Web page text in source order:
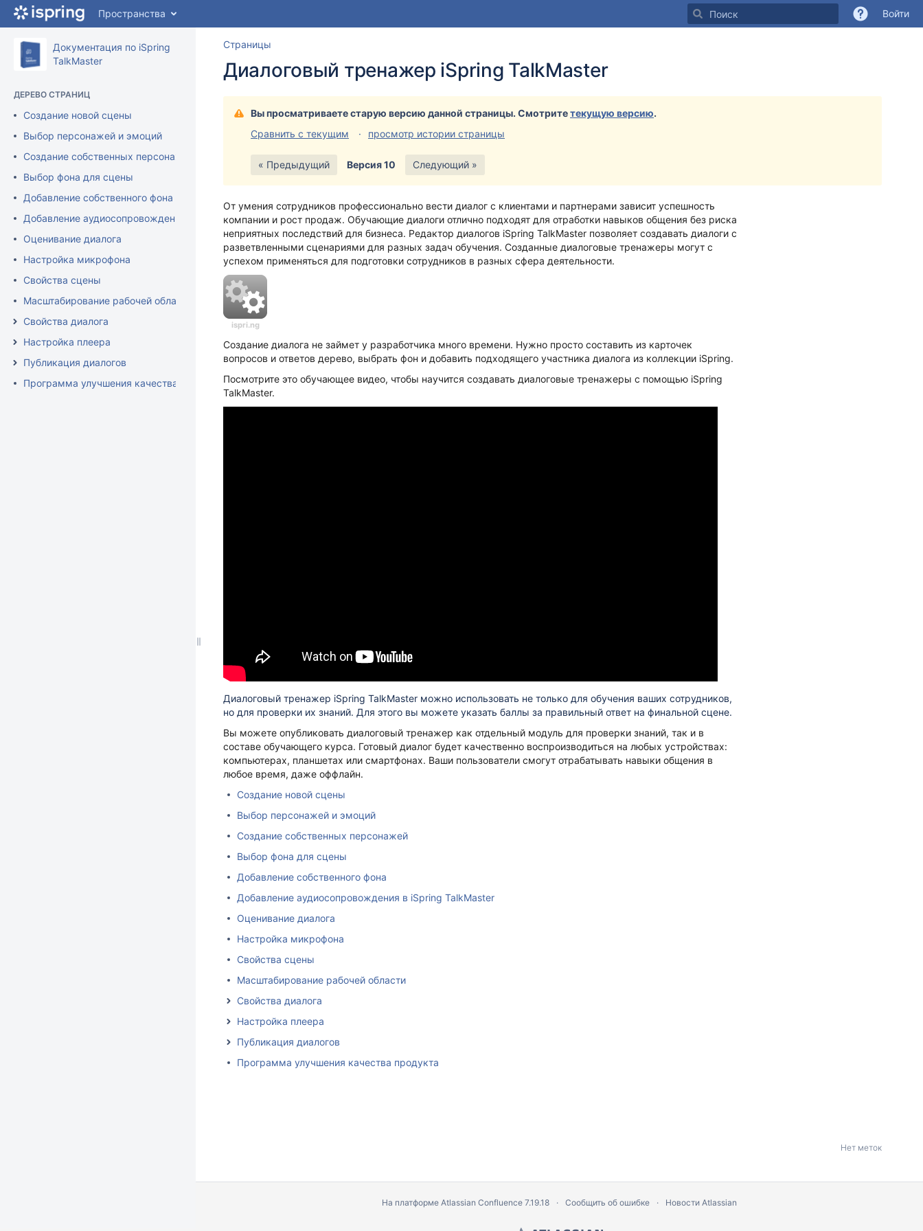
Перейти
содержимому
assistive.skiplink.to.breadcrumbs
assistive.skiplink.to.quick.search
Пространства Войти
Документация по iSpring
TalkMaster
ДЕРЕВО СТРАНИЦ
Создание новой сцены
Выбор персонажей и эмоций
Создание собственных персонажей
Выбор фона для сцены
Добавление собственного фона
Добавление аудиосопровождения в iSpring TalkMaster
Оценивание диалога
Настройка микрофона
Свойства сцены
Масштабирование рабочей области
Свойства диалога
Настройка плеера
Публикация диалогов
Программа улучшения качества продукта
Страницы
концу
баннера
началу
баннера
Диалоговый тренажер iSpring TalkMaster
Вы просматриваете старую версию данной страницы. Смотритетекущую версию.
Сравнить с текущим
просмотр истории страницы
« Предыдущий Версия 10 Следующий »
От умения сотрудников профессионально вести диалог с клиентами и партнерами зависит успешность
компании и рост продаж. Обучающие диалоги отлично подходят для отработки навыков общения без риска
неприятных последствий для бизнеса. Редактор диалогов iSpring TalkMaster позволяет создавать диалоги с
разветвленными сценариями для разных задач обучения. Созданные диалоговые тренажеры могут с
успехом применяться для подготовки сотрудников в разных сфера деятельности.
ispri.ng
Создание диалога не займет у разработчика много времени. Нужно просто составить из карточек
вопросов и ответов дерево, выбрать фон и добавить подходящего участника диалога из коллекции iSpring.
Посмотрите это обучающее видео, чтобы научится создавать диалоговые тренажеры с помощью iSpring
TalkMaster.
Диалоговый тренажер iSpring TalkMaster можно использовать не только для обучения ваших сотрудников,
но для проверки их знаний. Для этого вы можете указать баллы за правильный ответ на финальной сцене.
Вы можете опубликовать диалоговый тренажер как отдельный модуль для проверки знаний, так и в
составе обучающего курса. Готовый диалог будет качественно воспроизводиться на любых устройствах:
компьютерах, планшетах или смартфонах. Ваши пользователи смогут отрабатывать навыки общения в
любое время, даже оффлайн.
Создание новой сцены
Выбор персонажей и эмоций
Создание собственных персонажей
Выбор фона для сцены
Добавление собственного фона
Добавление аудиосопровождения в iSpring TalkMaster
Оценивание диалога
Настройка микрофона
Свойства сцены
Масштабирование рабочей области
Свойства диалога
Настройка плеера
Публикация диалогов
Программа улучшения качества продукта
Нет меток
На платформе Atlassian Confluence 7.19.18 Сообщить об ошибке Новости Atlassian